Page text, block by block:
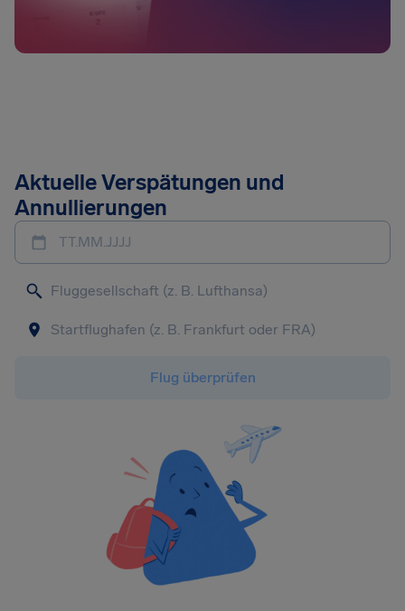
Aktuelle Verspätungen und
Annullierungen
TT.MM.JJJJ
Flug überprüfen